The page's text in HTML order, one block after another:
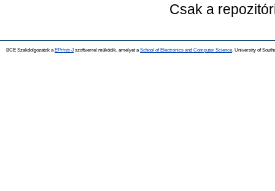
Csak a
BCE Szakdolgozatok a EPrints 3szoftverrel működik, amelyet a School of Electronics and Computer Science, University of